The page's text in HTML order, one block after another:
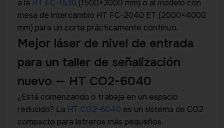
a la HT FC-1530 (1500×3000 mm) o al modelo con
mesa de intercambio HT FC-2040 ET (2000×4000
mm) para un corte prácticamente continuo.
Mejor láser de nivel de entrada
para un taller de señalización
nuevo — HT CO2-6040
¿Está comenzando o trabaja en un espacio
reducido? La HT CO2-6040 es un sistema de CO2
compacto para letreros más pequeños,